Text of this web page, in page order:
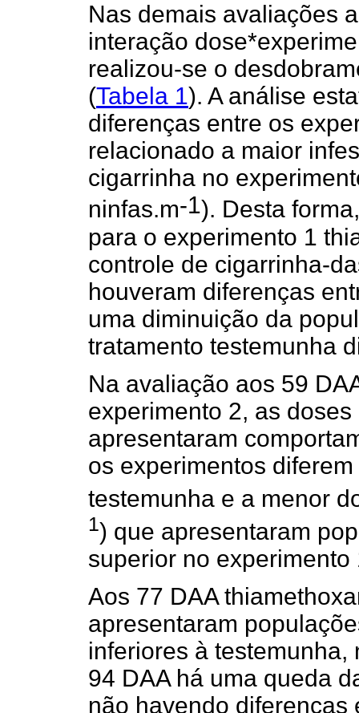
Nas demais avaliações
interação
realizou-se o
(Tabela 1). A análise
diferenças entre os
relacionado a maior
cigarrinha no
ninfas.m-1). Desta
para o experimento 1
controle de cigarrinha-
houveram diferenças
uma diminuição da
tratamento testemunha
Na avaliação aos 59
experimento 2, as
apresentaram
os experimentos
testemunha e a menor
1) que apresentaram
superior no experimento
Aos 77 DAA
apresentaram
inferiores à
94 DAA há uma queda
não havendo diferenças